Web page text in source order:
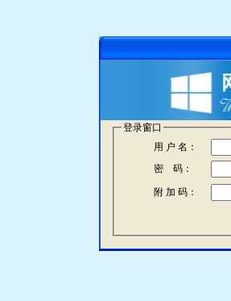
登录窗口
用 户 名：
密 码：
附 加 码：